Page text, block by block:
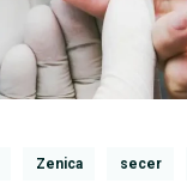
Zenica secer